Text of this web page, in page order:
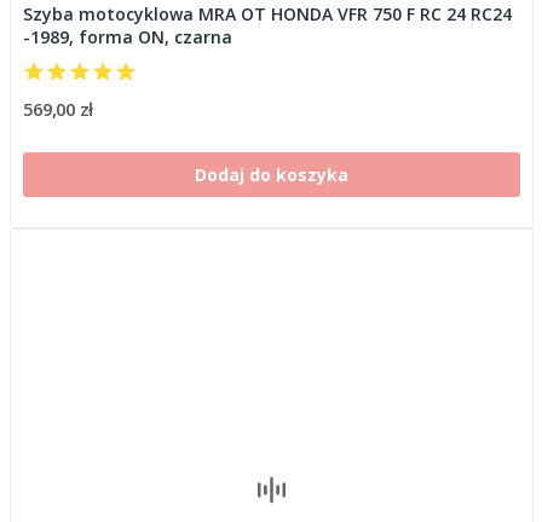
Szyba motocyklowa MRA OT HONDA VFR 750 F RC 24 RC24
-1989, forma ON, czarna
569,00 zł
Dodaj do koszyka